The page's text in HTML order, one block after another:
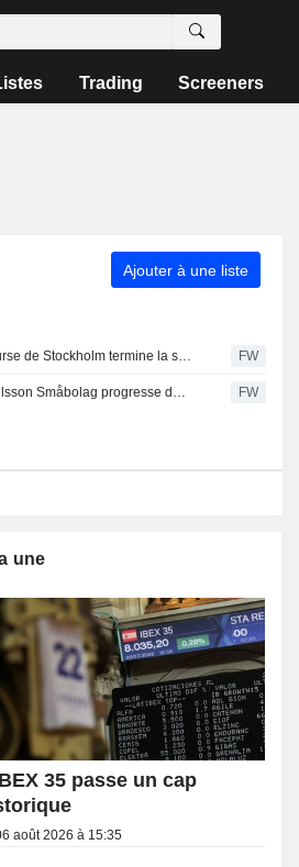
Trading Screeners
Ajouter à une liste
La Bourse de Stockholm termine la séance de vendredi dans le rouge - Lundin Gold progresse après ses résultats FW
PriorNilsson Småbolag progresse de 1,23 % en juillet - renforcement des positions dans Bure, AQ Group et Altra Fastigheter FW
une
35 passe un cap
août 2026 à 15:35